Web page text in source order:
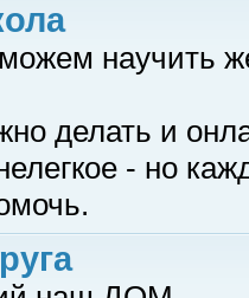
научить
делать и
- но